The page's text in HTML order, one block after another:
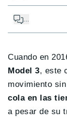
...
Cuando en
Model 3, este
movimiento
cola en las
a pesar de su